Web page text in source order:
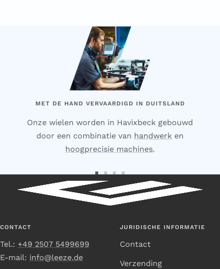
MET DE HAND VERVAARDIGD IN DUITSLAND
Onze wielen worden in Havixbeck gebouwd
door een combinatie van handwerk en
hoogprecisie machines.
Ga
naar
dia
Ga
naar
dia
naar
dia
naar
dia
CONTACT
Tel.: +49 2507 5499699
E-mail: info@leeze.de
JURIDISCHE INFORMATIE
Contact
Verzending